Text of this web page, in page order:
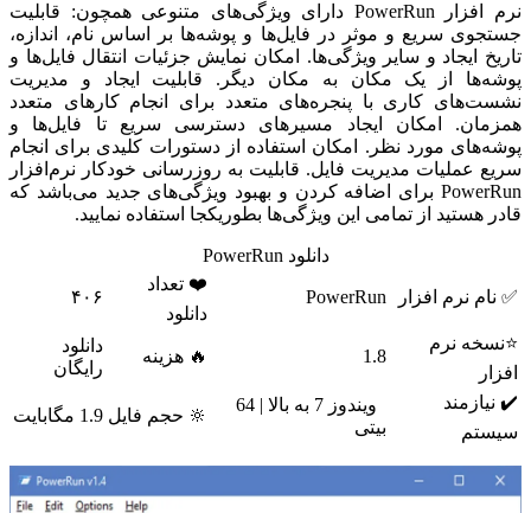
نرم افزار PowerRun دارای ویژگی‌های متنوعی همچون: قابلیت
جستجوی سریع و موثر در فایل‌ها و پوشه‌ها بر اساس نام، اندازه،
تاریخ ایجاد و سایر ویژگی‌ها. امکان نمایش جزئیات انتقال فایل‌ها و
پوشه‌ها از یک مکان به مکان دیگر. قابلیت ایجاد و مدیریت
نشست‌های کاری با پنجره‌های متعدد برای انجام کارهای متعدد
همزمان. امکان ایجاد مسیرهای دسترسی سریع تا فایل‌ها و
پوشه‌های مورد نظر. امکان استفاده از دستورات کلیدی برای انجام
سریع عملیات مدیریت فایل. قابلیت به روزرسانی خودکار نرم‌افزار
PowerRun برای اضافه کردن و بهبود ویژگی‌های جدید می‌باشد که
قادر هستید از تمامی این ویژگی‌ها بطوریکجا استفاده نمایید.
دانلود PowerRun
✅ نام نرم افزار PowerRun
❤️ تعداد
دانلود
۴۰۶
⭐نسخه نرم
افزار
1.8 🔥 هزینه
دانلود
رایگان
✔️ نیازمند
سیستم
ویندوز 7 به بالا | 64
بیتی
🔆 حجم فایل 1.9 مگابایت